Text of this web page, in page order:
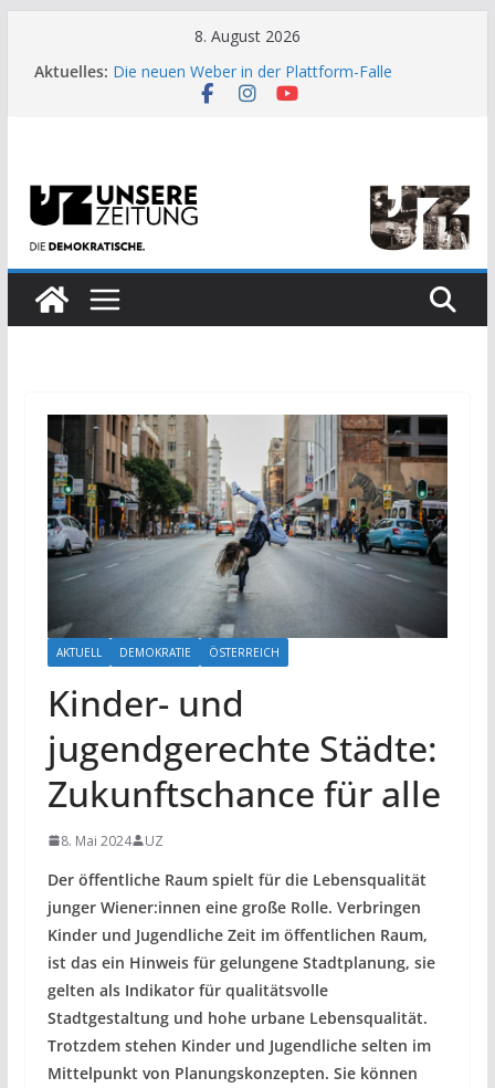
8. August 2026
Aktuelles: Die neuen Weber in der Plattform-Falle
Moment der Woche: Die Heuschrecke
US-Wahl: Arzt aus Detroit besiegt 70-Millionen-
Dollar-Lobby
AKTUELL DEMOKRATIE ÖSTERREICH
Kinder- und
jugendgerechte Städte:
Zukunftschance für alle
8. Mai 2024 UZ
Der öffentliche Raum spielt für die Lebensqualität
junger Wiener:innen eine große Rolle. Verbringen
Kinder und Jugendliche Zeit im öffentlichen Raum,
ist das ein Hinweis für gelungene Stadtplanung, sie
gelten als Indikator für qualitätsvolle
Stadtgestaltung und hohe urbane Lebensqualität.
Trotzdem stehen Kinder und Jugendliche selten im
Mittelpunkt von Planungskonzepten. Sie können